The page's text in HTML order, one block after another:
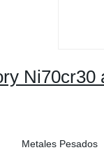
Ni70cr30
Metales Pesados